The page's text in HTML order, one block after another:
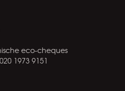
eco-cheques
1973 9151